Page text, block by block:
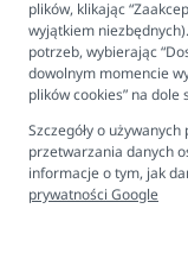
Biuro obsługi
Pon. - Pt. 9:00 - 16:00
plików, klikając
wyjątkiem
potrzeb, wybierając
dowolnym momencie
plików cookies” na dole
Szczegóły o
przetwarzania danych
informacje o tym, jak
prywatności Google